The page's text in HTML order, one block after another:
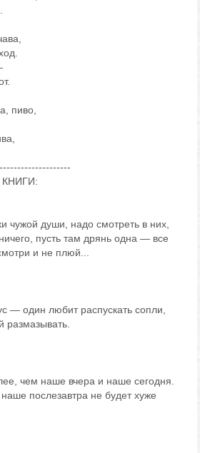
пиво,
чужой души, надо смотреть в них,
пусть там дрянь одна — все
и не плюй...
— один любит распускать сопли,
размазывать.
чем наше вчера и наше сегодня.
послезавтра не будет хуже